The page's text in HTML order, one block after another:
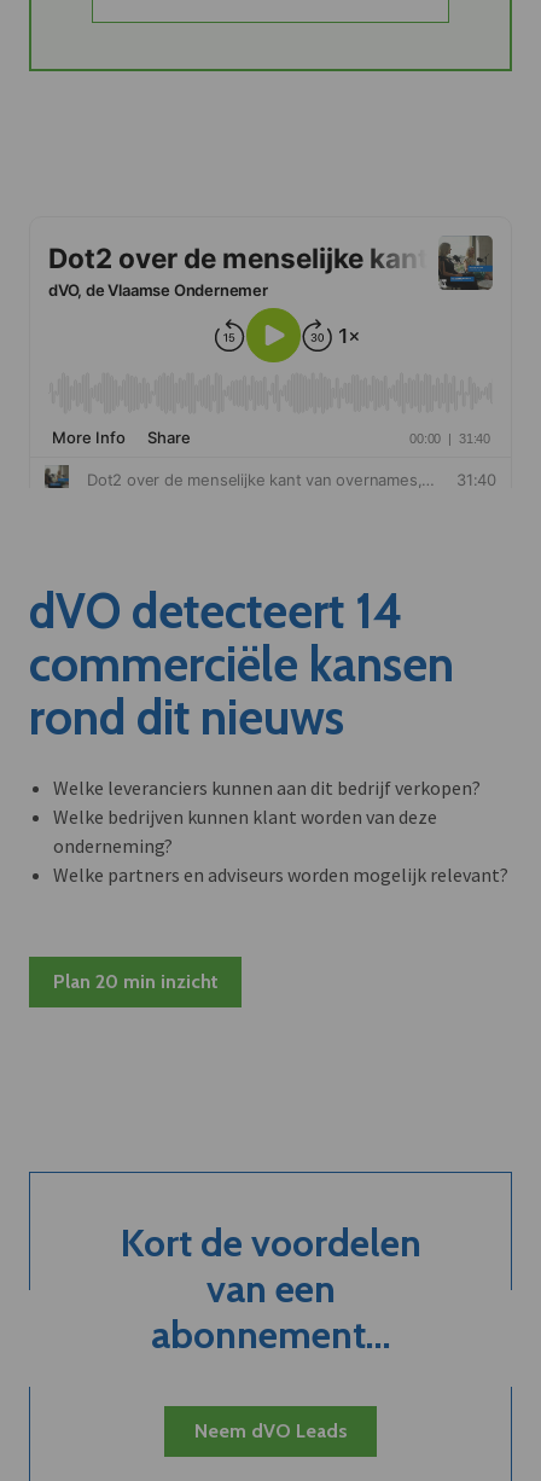
dVO detecteert 14
commerciële kansen
rond dit nieuws
Welke leveranciers kunnen aan dit bedrijf verkopen?
Welke bedrijven kunnen klant worden van deze
onderneming?
Welke partners en adviseurs worden mogelijk relevant?
Plan 20 min inzicht
Kort de voordelen
van een
abonnement...
Neem dVO Leads